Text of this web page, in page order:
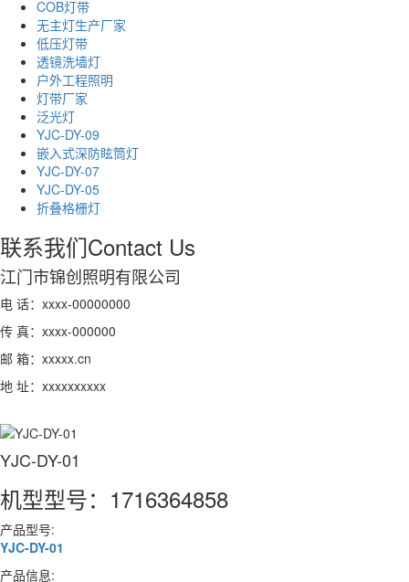
COB灯带
无主灯生产厂家
低压灯带
透镜洗墙灯
户外工程照明
灯带厂家
泛光灯
YJC-DY-09
嵌入式深防眩筒灯
YJC-DY-07
YJC-DY-05
折叠格栅灯
联系我们Contact Us
江门市锦创照明有限公司
电 话：xxxx-00000000
传 真：xxxx-000000
邮 箱：xxxxx.cn
地 址：xxxxxxxxxx
YJC-DY-01
机型型号：1716364858
产品型号:
YJC-DY-01
产品信息: